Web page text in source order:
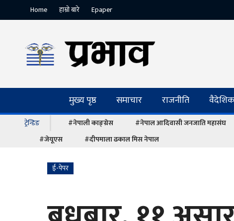
Home हाम्रो बारे Epaper
मुख्य पृष्ठ समाचार राजनीति
ट्रेन्डिङ #नेपाली काङ्ग्रेस #नेपाल आदिवासी जनजाति महासंघ
#जेयूएस
#दीपमाला ढकाल मिस नेपाल
ई-पेपर